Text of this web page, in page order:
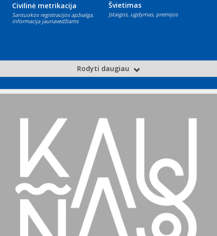
Civilinė metrikacija
Santuokos registracijos apžvalga,
informacija jaunavedžiams
Švietimas
Įstaigos, ugdymas, premijos
Rodyti daugiau